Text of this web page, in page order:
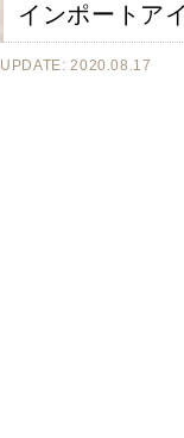
インポートア
UPDATE: 2020.08.17